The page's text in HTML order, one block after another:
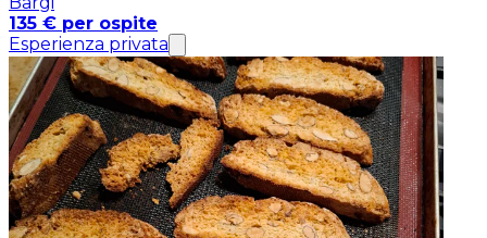
135 € per ospite
Esperienza privata